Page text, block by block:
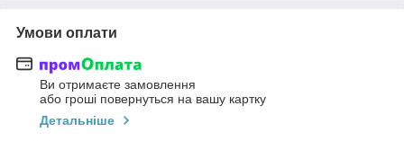
Умови оплати
Ви отримаєте замовлення
або гроші повернуться на вашу картку
Детальніше